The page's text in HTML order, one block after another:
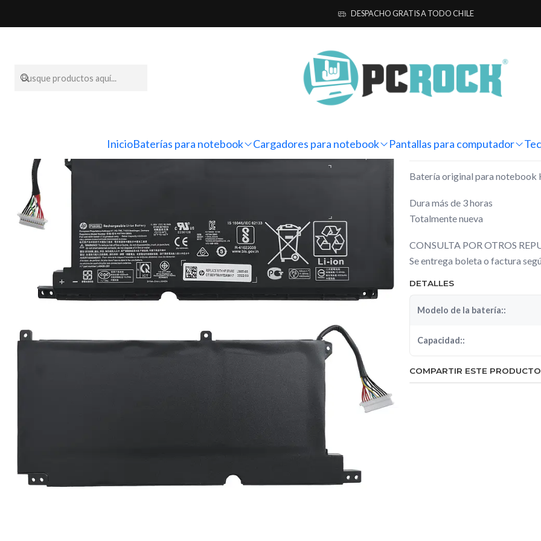
InicioBaterías para notebook Cargadores para notebook Pantallas para computador
DESPACHO GRATIS A TODO CHILE
Originales HP Batería Original Notebook HP Pavilion
Batería
Gaming 15-
DESCRIPCIÓN
Batería original para notebook
Dura más de 3 horas
Totalmente nueva
CONSULTA POR OTROS
Se entrega boleta o factura
DETALLES
Modelo de la batería::
Capacidad::
COMPARTIR ESTE PRODUCTO